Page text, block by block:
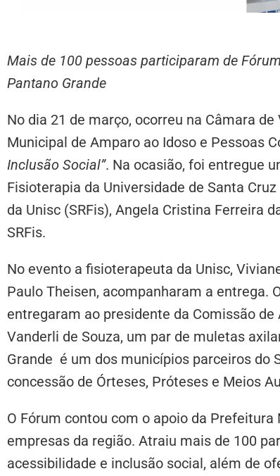
Mais de 100 pessoas participaram de
Pantano Grande
No dia 21 de março, ocorreu na Câmara
Municipal de Amparo ao Idoso e Pessoas
Inclusão Social”. Na ocasião, foi entregue
Fisioterapia da Universidade de Santa
da Unisc (SRFis), Angela Cristina Ferreira
SRFis.
No evento a fisioterapeuta da Unisc,
Paulo Theisen, acompanharam a entrega.
entregaram ao presidente da Comissão
Vanderli de Souza, um par de muletas
Grande é um dos municípios parceiros do
concessão de Órteses, Próteses e Meios
O Fórum contou com o apoio da
empresas da região. Atraiu mais de 100
acessibilidade e inclusão social, além de